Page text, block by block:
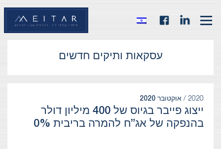
עסקאות ותיקים חדשים
2020 / אוקטובר 2020
ייצוג פייבר בגיוס של 400 מיליון דולר
בהנפקה של אג”ח להמרה בריבית 0%